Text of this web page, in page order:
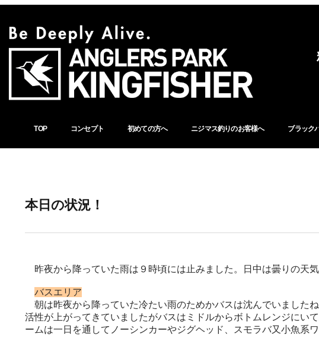
TOP コンセプト 初めての方へ ニジマス釣りのお客様へ ブラック
本日の状況！
昨夜から降っていた雨は９時頃には止みました。日中は曇りの天
バスエリア
朝は昨夜から降っていた冷たい雨のためかバスは沈んでいました
活性が上がってきていましたがバスはミドルからボトムレンジにい
ームは一日を通してノーシンカーやジグヘッド、スモラバ又小魚系